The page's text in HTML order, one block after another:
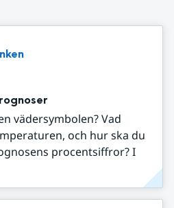
vädersymbolen? Vad
och hur ska du
procentsiffror? I